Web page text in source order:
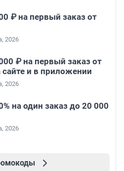
₽ на первый заказ от
2026
₽ на первый заказ от
и в приложении
2026
на один заказ до 20 000
2026